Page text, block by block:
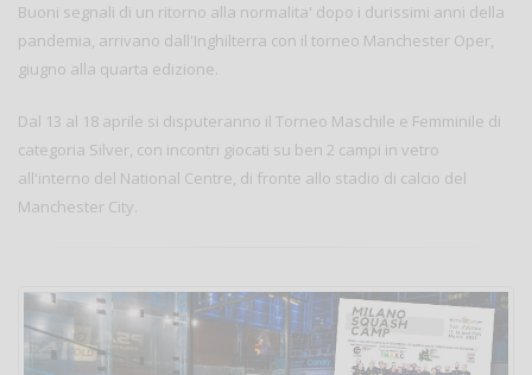
Buoni segnali di un ritorno alla normalita' dopo i durissimi anni della
pandemia, arrivano dall'Inghilterra con il torneo Manchester Oper,
giugno alla quarta edizione.
Dal 13 al 18 aprile si disputeranno il Torneo Maschile e Femminile di
categoria Silver, con incontri giocati su ben 2 campi in vetro
all'interno del National Centre, di fronte allo stadio di calcio del
Manchester City.